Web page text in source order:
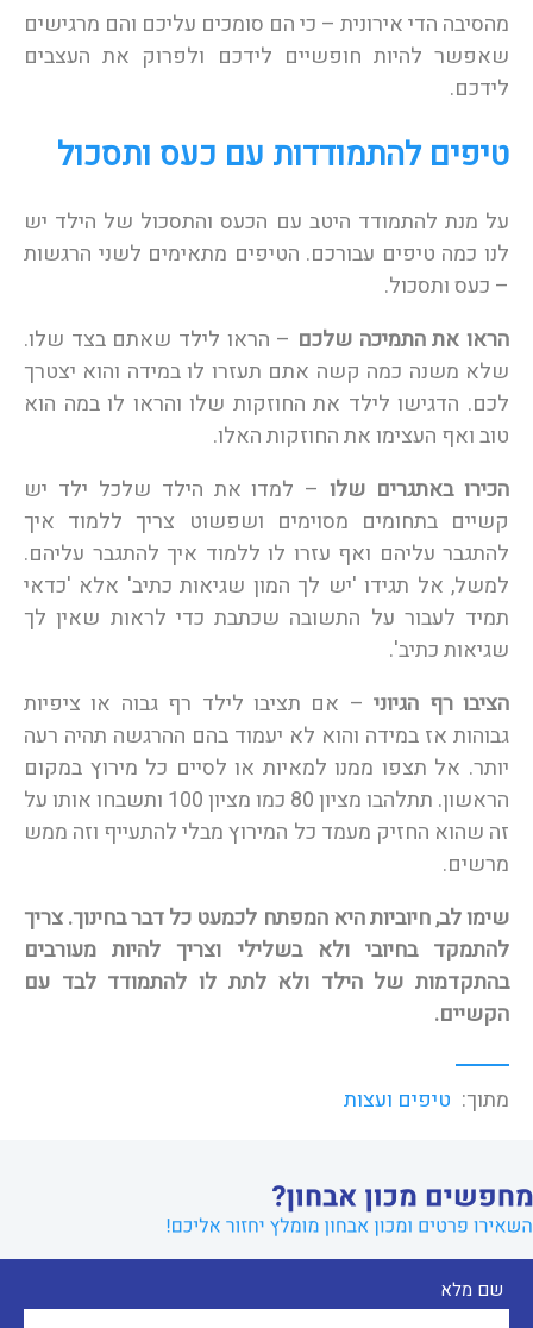
מהסיבה הדי אירונית – כי הם סומכים עליכם והם מרגישים
שאפשר להיות חופשיים לידכם ולפרוק את העצבים
לידכם.
טיפים להתמודדות עם כעס ותסכול
על מנת להתמודד היטב עם הכעס והתסכול של הילד יש
לנו כמה טיפים עבורכם. הטיפים מתאימים לשני הרגשות
– כעס ותסכול.
הראו את התמיכה שלכם – הראו לילד שאתם בצד שלו.
שלא משנה כמה קשה אתם תעזרו לו במידה והוא יצטרך
לכם. הדגישו לילד את החוזקות שלו והראו לו במה הוא
טוב ואף העצימו את החוזקות האלו.
הכירו באתגרים שלו– למדו את הילד שלכל ילד יש
קשיים בתחומים מסוימים ושפשוט צריך ללמוד איך
להתגבר עליהם ואף עזרו לו ללמוד איך להתגבר עליהם.
למשל, אל תגידו 'יש לך המון שגיאות כתיב' אלא 'כדאי
תמיד לעבור על התשובה שכתבת כדי לראות שאין לך
שגיאות כתיב'.
הציבו רף הגיוני– אם תציבו לילד רף גבוה או ציפיות
גבוהות אז במידה והוא לא יעמוד בהם ההרגשה תהיה רעה
יותר. אל תצפו ממנו למאיות או לסיים כל מירוץ במקום
הראשון. תתלהבו מציון 80 כמו מציון 100 ותשבחו אותו על
זה שהוא החזיק מעמד כל המירוץ מבלי להתעייף וזה ממש
מרשים.
שימו לב, חיוביות היא המפתח לכמעט כל דבר בחינוך. צריך
להתמקד בחיובי ולא בשלילי וצריך להיות מעורבים
בהתקדמות של הילד ולא לתת לו להתמודד לבד עם
הקשיים.
מתוך: טיפים ועצות
שם מלא